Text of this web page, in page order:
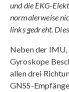
und die EKG-
normalerweise
links gedreht.
Neben der IMU,
Gyroskope
allen drei
GNSS-